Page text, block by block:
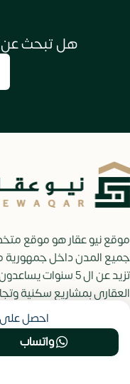
هل تبحث عن
موقع نيو عقار هو موقع
جميع المدن داخل جمهورية
تزيد عن ال 5
العقاري بمشاريع سكنية
والعاصمة الإدارية
إستشارة مجانية عقارية
العقاري.
احصل على
واتساب